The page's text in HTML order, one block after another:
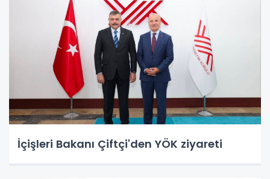
İçişleri Bakanı Çiftçi'den YÖK ziyareti